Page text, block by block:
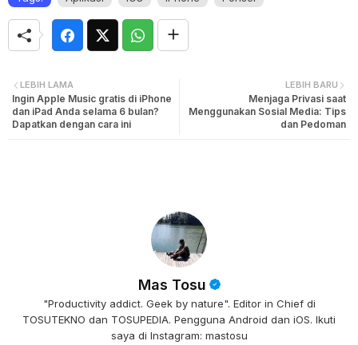
LEBIH BARU
Menjaga Privasi saat
Menggunakan Sosial Media: Tips
dan Pedoman
LEBIH LAMA
Ingin Apple Music gratis di iPhone
dan iPad Anda selama 6 bulan?
Dapatkan dengan cara ini
Mas Tosu
"Productivity addict. Geek by nature". Editor in Chief di
TOSUTEKNO dan TOSUPEDIA. Pengguna Android dan iOS. Ikuti
saya di Instagram: mastosu